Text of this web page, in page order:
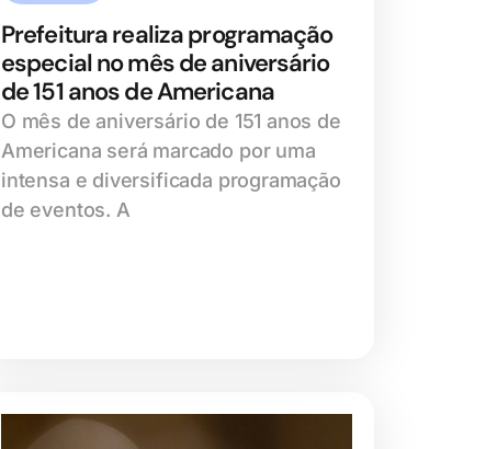
Prefeitura realiza programação
especial no mês de aniversário
de 151 anos de Americana
O mês de aniversário de 151 anos de
Americana será marcado por uma
intensa e diversificada programação
de eventos. A